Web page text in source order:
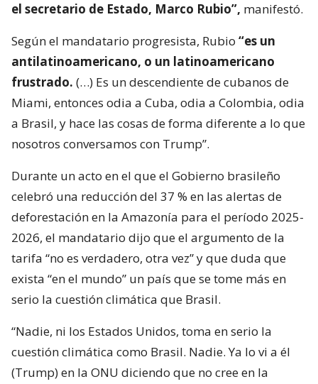
el secretario de Estado, Marco Rubio”, manifestó.
Según el mandatario progresista, Rubio “es un
antilatinoamericano, o un latinoamericano
frustrado. (…) Es un descendiente de cubanos de
Miami, entonces odia a Cuba, odia a Colombia, odia
a Brasil, y hace las cosas de forma diferente a lo que
nosotros conversamos con Trump”.
Durante un acto en el que el Gobierno brasileño
celebró una reducción del 37 % en las alertas de
deforestación en la Amazonía para el período 2025-
2026, el mandatario dijo que el argumento de la
tarifa “no es verdadero, otra vez” y que duda que
exista “en el mundo” un país que se tome más en
serio la cuestión climática que Brasil.
“Nadie, ni los Estados Unidos, toma en serio la
cuestión climática como Brasil. Nadie. Ya lo vi a él
(Trump) en la ONU diciendo que no cree en la